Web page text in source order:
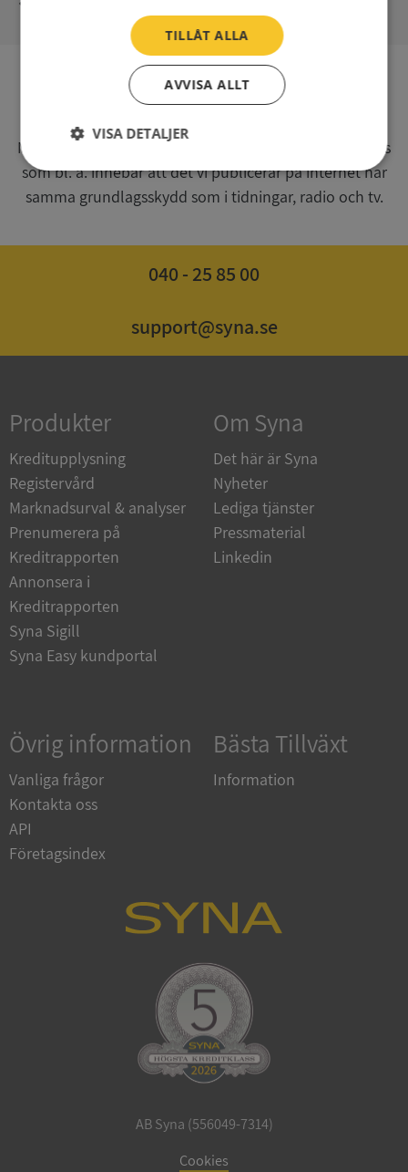
Syna har för webbplatsen www.syna.se ett av
Myndigheten för press, radio och tv s.k. utgivningsbevis
som bl. a. innebär att det vi publicerar på internet har
samma grundlagsskydd som i tidningar, radio och tv.
040 - 25 85 00
support@syna.se
Produkter
Kreditupplysning
Registervård
Marknadsurval & analyser
Prenumerera på
Kreditrapporten
Annonsera i
Kreditrapporten
Syna Sigill
Syna Easy kundportal
Om Syna
Det här är Syna
Nyheter
Lediga tjänster
Pressmaterial
Linkedin
Övrig information
Vanliga frågor
Kontakta oss
API
Företagsindex
Bästa Tillväxt
Information
AB Syna (556049-7314)
Cookies
TILLÅT ALLA
AVVISA ALLT
VISA DETALJER
Strikt
nödvändigt
Prestanda Inriktning
kärnwebbplatsfunktioner som användarinloggning
och kontohantering. Webbplatsen kan inte
användas ordentligt utan strikt nödvändiga cookies.
Namn
Leverantör
Domän
VISITOR_PRIVACY_METADATA
ASP.NET_SessionId
Microsoft
Corporation
de.syna.se
Google